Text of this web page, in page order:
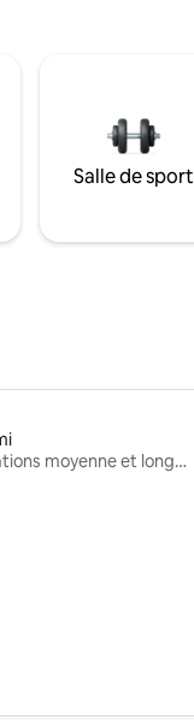
Salle de sport
Locations moyenne et longue durée